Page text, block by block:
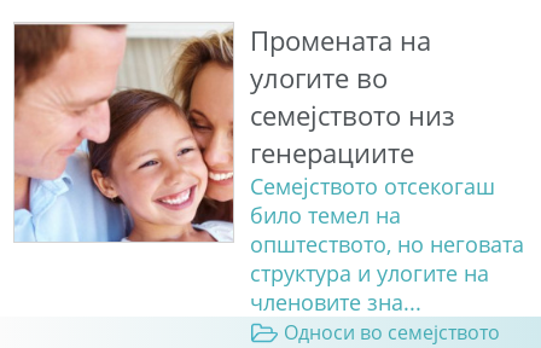
Промената на
улогите во
семејството низ
генерациите
Семејството отсекогаш
било темел на
општеството, но неговата
структура и улогите на
членовите зна...
Односи во семејството